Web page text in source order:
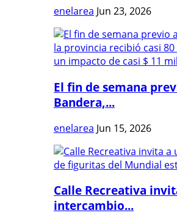
enelarea Jun 23, 2026
El fin de semana
Bandera,...
enelarea Jun 15, 2026
Calle Recreativa
intercambio...